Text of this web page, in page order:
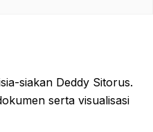
siakan Deddy Sitorus.
serta visualisasi